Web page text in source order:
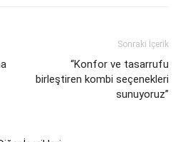
Sonraki İçerik
“Konfor ve tasarrufu
birleştiren kombi seçenekleri
sunuyoruz”